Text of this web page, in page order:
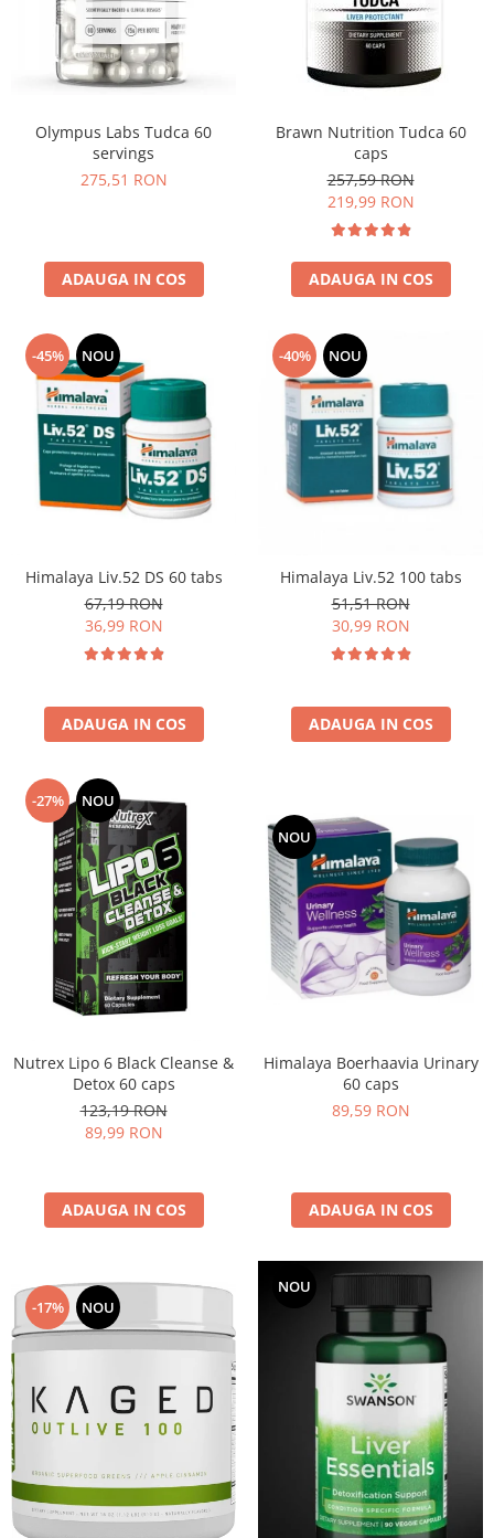
Vitamine bărbați / femei
Îngrijire personală
Insulated
JNX Sports
Kaged
MEX
Muscle Meds
Naughty Boy
Nordic Naturals
NOW Foods
Nutrend
Nutrex
Olimp Sport Nutrition
Optimum Nutrition
Osavi
PeScience
Power System
Pro Supps
Raw Nutrition
REDCON1
Rich Piana 5% Nutrition
RIPT
Scitec
Scivation
Skill Nutrition
Smart Shake
Swanson
Under Armour
Vitargo
Olympus Labs Tudca 60
servings
275,51 RON
ADAUGA IN COS
Brawn Nutrition Tudca 60
caps
257,59 RON
219,99 RON
ADAUGA IN COS
-45% NOU
Himalaya Liv.52 DS 60 tabs
67,19 RON
36,99 RON
ADAUGA IN COS
-40% NOU
Himalaya Liv.52 100 tabs
51,51 RON
30,99 RON
ADAUGA IN COS
-27% NOU
Nutrex Lipo 6 Black Cleanse &
Detox 60 caps
123,19 RON
89,99 RON
ADAUGA IN COS
NOU
Himalaya Boerhaavia Urinary
60 caps
89,59 RON
ADAUGA IN COS
-17% NOU
NOU